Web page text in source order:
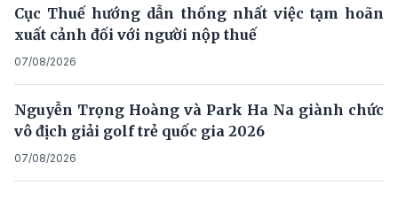
Cục Thuế hướng dẫn thống nhất việc tạm hoãn
xuất cảnh đối với người nộp thuế
07/08/2026
Nguyễn Trọng Hoàng và Park Ha Na giành chức
vô địch giải golf trẻ quốc gia 2026
07/08/2026